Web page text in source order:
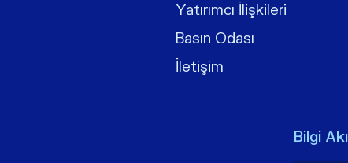
Yatırımcı İlişkileri
Basın Odası
İletişim
Bilgi